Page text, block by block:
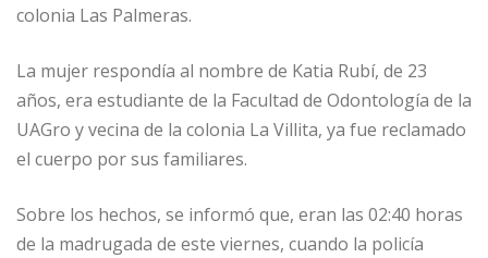
colonia Las Palmeras.
La mujer respondía al nombre de Katia Rubí, de 23
años, era estudiante de la Facultad de Odontología de la
UAGro y vecina de la colonia La Villita, ya fue reclamado
el cuerpo por sus familiares.
Sobre los hechos, se informó que, eran las 02:40 horas
de la madrugada de este viernes, cuando la policía